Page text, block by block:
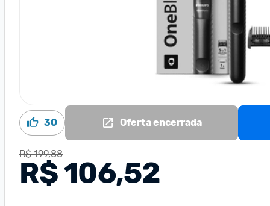
30 Oferta encerrada
R$ 199,88
R$ 106,52